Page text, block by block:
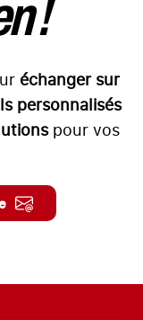
!
échanger sur
personnalisés
pour vos